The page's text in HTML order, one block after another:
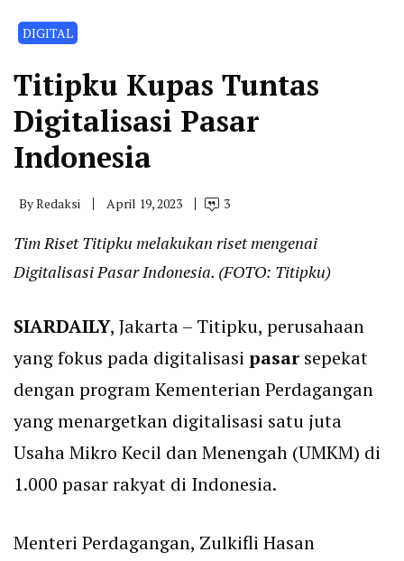
DIGITAL
Titipku Kupas Tuntas
Digitalisasi Pasar
Indonesia
ByRedaksi April 19, 2023 3
Tim Riset Titipku melakukan riset mengenai
Digitalisasi Pasar Indonesia. (FOTO: Titipku)
SIARDAILY, Jakarta – Titipku, perusahaan
yang fokus pada digitalisasi pasar sepekat
dengan program Kementerian Perdagangan
yang menargetkan digitalisasi satu juta
Usaha Mikro Kecil dan Menengah (UMKM) di
1.000 pasar rakyat di Indonesia.
Menteri Perdagangan, Zulkifli Hasan